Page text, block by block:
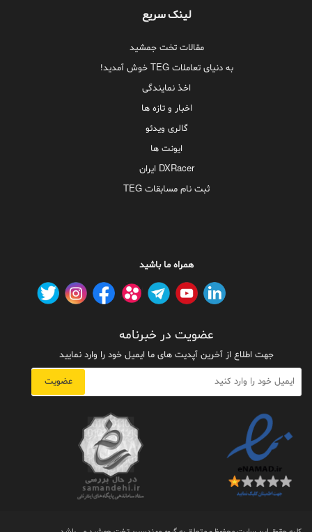
لینک سریع
مقالات تخت جمشید
به دنیای تعاملات TEG خوش آمدید!
اخذ نمایندگی
اخبار و تازه ها
گالری ویدئو
ایونت ها
DXRacer ایران
ثبت نام مسابقات TEG
همراه ما باشید
عضویت در خبرنامه
جهت اطلاع از آخرین آپدیت های ما ایمیل خود را وارد نمایید
عضویت